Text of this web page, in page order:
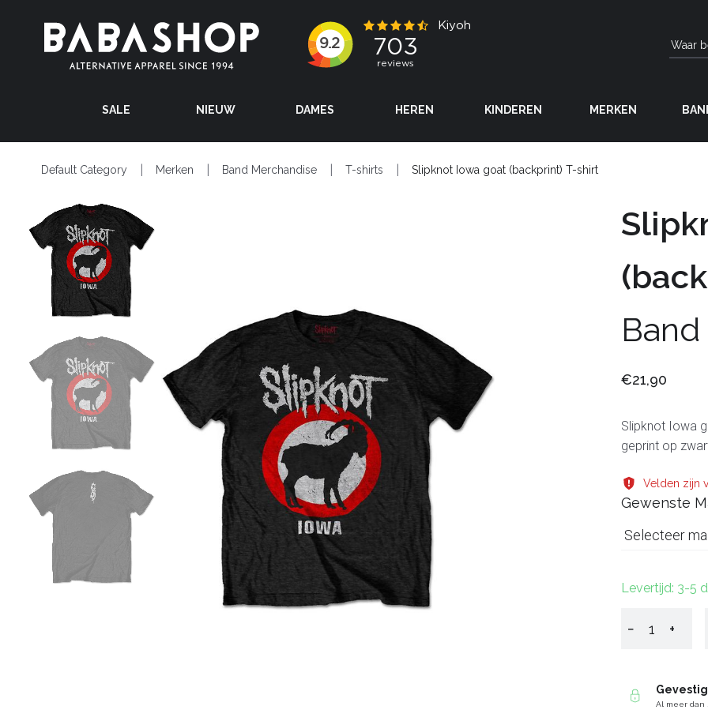
SALE NIEUW DAMES HEREN KINDEREN MERKEN
Default Category Merken Band Merchandise T-shirts Slipknot Iowa goat (backprint) T-shirt
€21,90
Slipknot Iowa
geprint op
Velden zijn
Gewenste
Selecteer
Levertijd: 3-5
− +
Al meer dan